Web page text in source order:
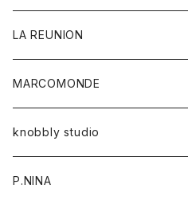
LA REUNION
MARCOMONDE
knobbly studio
P.NINA